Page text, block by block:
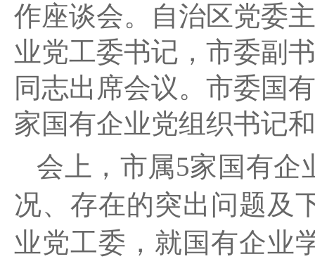
作座谈会。自治区党委
业党工委书记，市委副
同志出席会议。市委国
家国有企业党组织书记
会上，市属5家国有企
况、存在的突出问题及
业党工委，就国有企业